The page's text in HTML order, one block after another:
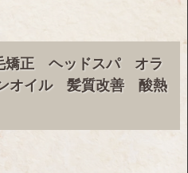
矯正 ヘッドスパ オラ
オイル 髪質改善 酸熱